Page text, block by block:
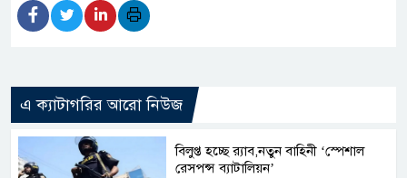
এ ক্যাটাগরির আরো নিউজ
বিলুপ্ত হচ্ছে র‍্যাব,নতুন বাহিনী ‘স্পেশাল
রেসপন্স ব্যাটালিয়ন’